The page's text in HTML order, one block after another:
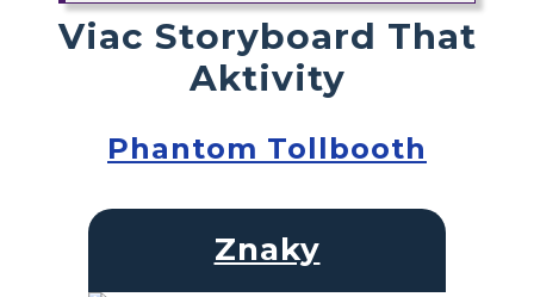
Viac Storyboard That
Aktivity
Phantom Tollbooth
Znaky